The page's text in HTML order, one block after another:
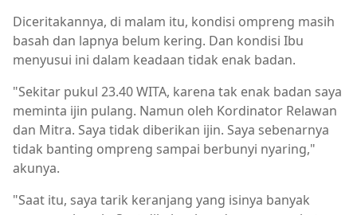
Diceritakannya, di malam itu, kondisi ompreng masih
basah dan lapnya belum kering. Dan kondisi Ibu
menyusui ini dalam keadaan tidak enak badan.
"Sekitar pukul 23.40 WITA, karena tak enak badan saya
meminta ijin pulang. Namun oleh Kordinator Relawan
dan Mitra. Saya tidak diberikan ijin. Saya sebenarnya
tidak banting ompreng sampai berbunyi nyaring,"
akunya.
"Saat itu, saya tarik keranjang yang isinya banyak